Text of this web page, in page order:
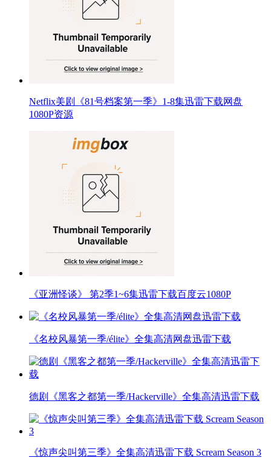
Netflix美剧《81号档案第一季》1-8集迅雷下载网盘
1080P资源
《亚洲怪谈》 第2季1~6集迅雷下载百度云1080P
《名校风暴第一季/élite》全集高清网盘迅雷下载
德剧《黑客之都第一季/Hackerville》全集高清迅雷下载
《惊声尖叫第三季》全集高清迅雷下载 Scream Season 3